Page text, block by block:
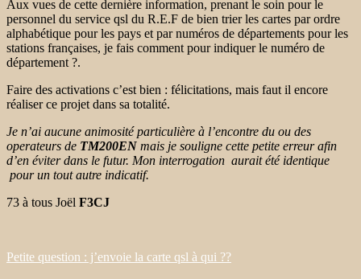
Aux vues de cette dernière information, prenant le soin pour le
personnel du service qsl du R.E.F de bien trier les cartes par ordre
alphabétique pour les pays et par numéros de départements pour les
stations françaises, je fais comment pour indiquer le numéro de
département ?.
Faire des activations c’est bien : félicitations, mais faut il encore
réaliser ce projet dans sa totalité.
Je n’ai aucune animosité particulière à l’encontre du ou des
operateurs de TM200EN mais je souligne cette petite erreur afin
d’en éviter dans le futur. Mon interrogation aurait été identique
pour un tout autre indicatif.
73 à tous Joël F3CJ
Petite question : j’envoie la carte qsl à qui ??